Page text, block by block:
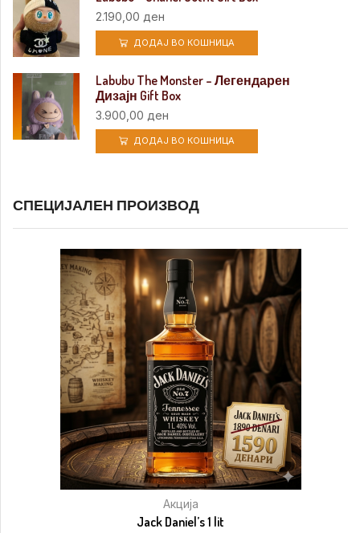
2.190,00 ден
ДОДАЈ ВО КОШНИЦА
Labubu The Monster – Легендарен
Дизајн Gift Box
3.900,00 ден
ДОДАЈ ВО КОШНИЦА
СПЕЦИЈАЛЕН ПРОИЗВОД
Акција
Jack Daniel’s 1 lit